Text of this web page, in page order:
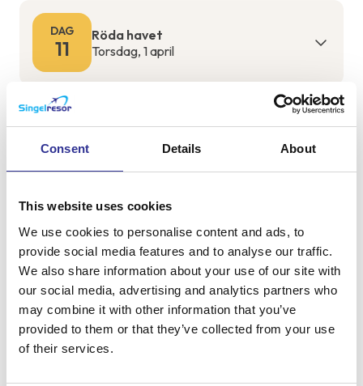
Consent Details About
This website uses cookies
We use cookies to personalise content and ads, to
provide social media features and to analyse our traffic.
We also share information about your use of our site with
our social media, advertising and analytics partners who
may combine it with other information that you’ve
provided to them or that they’ve collected from your use
of their services.
DAG
11
Röda havet
Torsdag, 1 april
DAG
12
Hemresa och hemkomst samma
Fredag, 2 april
Om resan